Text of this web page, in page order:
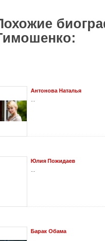
Антонова Наталья
Юлия Пожидаев
Барак Обама